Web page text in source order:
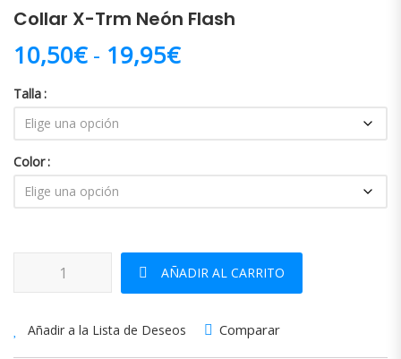
Collar X-Trm Neón Flash
10,50€ - 19,95€Rango de precios:
Talla
Color
Collar X-Trm Neón Flash cantidad
AÑADIR AL CARRITO
Añadir a la Lista de Deseos Comparar